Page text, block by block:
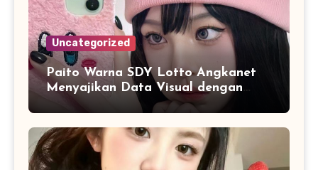
Uncategorized
Paito Warna SDY Lotto Angkanet
Menyajikan Data Visual dengan
Tampilan yang Lebih Mudah